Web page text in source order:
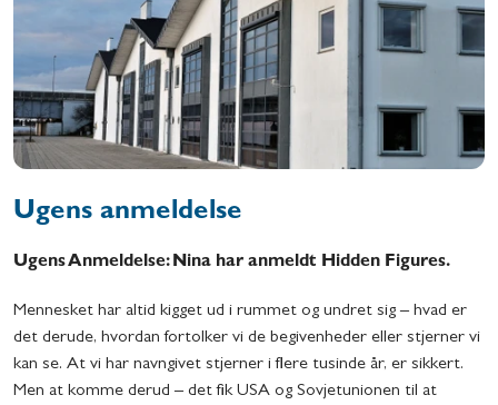
Ugens anmeldelse
Ugens Anmeldelse: Nina har anmeldt Hidden Figures.
Mennesket har altid kigget ud i rummet og undret sig – hvad er
det derude, hvordan fortolker vi de begivenheder eller stjerner vi
kan se. At vi har navngivet stjerner i flere tusinde år, er sikkert.
Men at komme derud – det fik USA og Sovjetunionen til at